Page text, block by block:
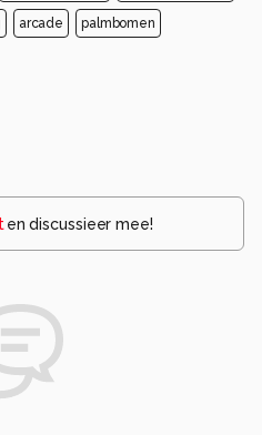
arcade palmbomen
en discussieer mee!